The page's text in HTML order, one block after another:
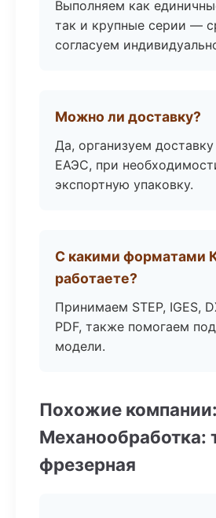
Выполняем как
так и крупные серии —
согласуем
Можно ли доставку?
Да, организуем
ЕАЭС, при
экспортную упаковку.
С какими форматами
работаете?
Принимаем STEP, IGES,
PDF, также помогаем
модели.
Похожие компании:
Механообработка:
фрезерная